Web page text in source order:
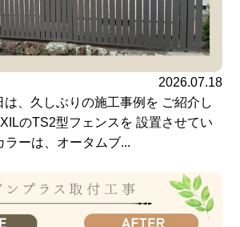
2026.07.18
、久しぶりの施工事例を ご紹介し
のTS2型フェンスを 設置させてい
ラーは、オータムブ...